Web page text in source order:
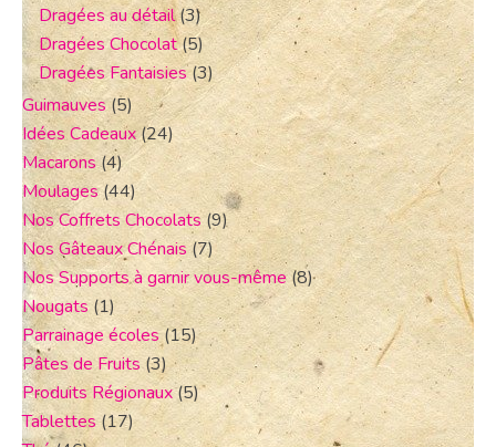
Dragées au détail(3)
Dragées Chocolat(5)
Dragées Fantaisies (3)
Guimauves (5)
Idées Cadeaux(24)
Macarons(4)
Moulages(44)
Nos Coffrets Chocolats (9)
Nos Gâteaux Chénais (7)
Nos Supports à garnir vous-même(8)
Nougats (1)
Parrainage écoles (15)
Pâtes de Fruits (3)
Produits Régionaux(5)
Tablettes(17)